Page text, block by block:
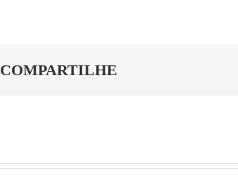
COMPARTILHE